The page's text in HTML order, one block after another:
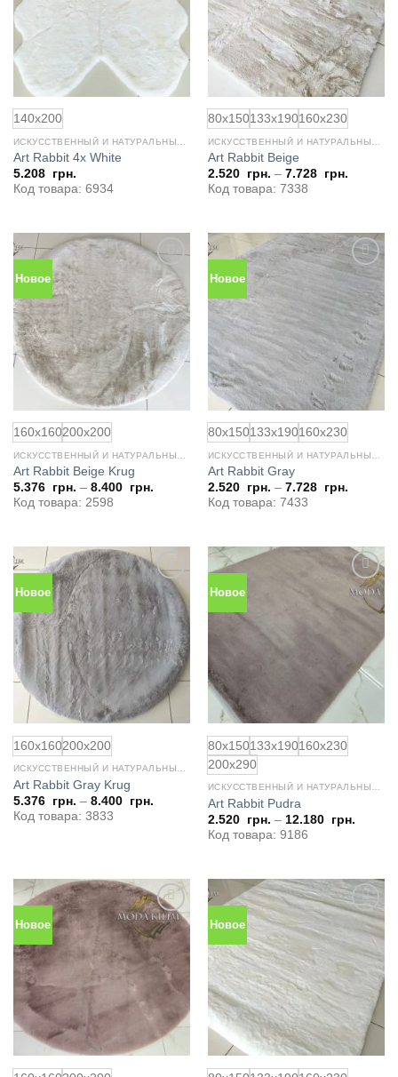
140x200
Art Rabbit 4x White
5.208 грн.
Код товара: 6934
80x150133x190160x230
Art Rabbit Beige
2.520 грн. – 7.728 грн.
Код товара: 7338
Новое
Добавить
в
избранное
160x160200x200
Art Rabbit Beige Krug
5.376 грн. – 8.400 грн.
Код товара: 2598
Новое
Добавить
в
избранное
80x150133x190160x230
Art Rabbit Gray
2.520 грн. – 7.728 грн.
Код товара: 7433
Новое
Добавить
в
избранное
160x160200x200
ИСКУССТВЕННЫЙ И НАТУРАЛЬНЫЙ МЕХ
Art Rabbit Gray Krug
5.376 грн. – 8.400 грн.
Код товара: 3833
Новое
Добавить
избранное
80x150133x190160x230
200x290
ИСКУССТВЕННЫЙ И НАТУРАЛЬНЫЙ МЕХ
Art Rabbit Pudra
2.520 грн. – 12.180 грн.
Код товара: 9186
Новое
Добавить
в
избранное
Новое
Добавить
избранное